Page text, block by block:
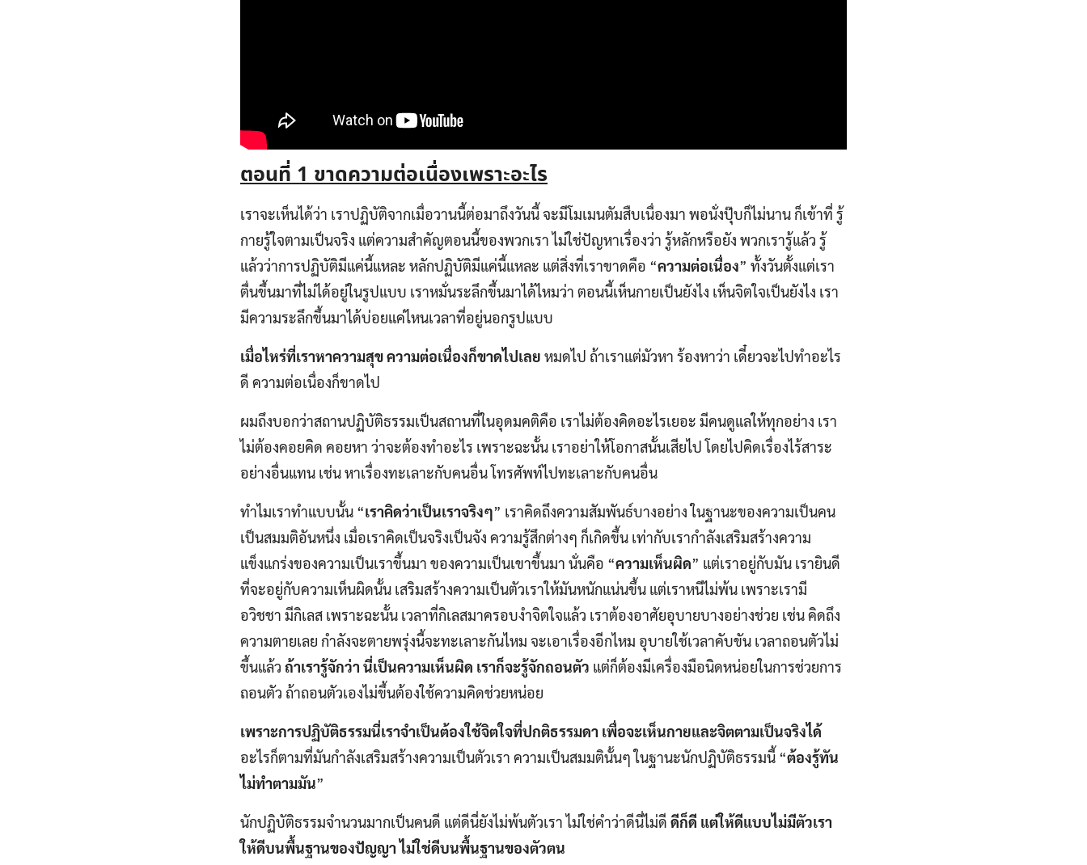
ตอนที่1 ขาดความต่อเนื่องเพราะอะไร
เราจะเห็นได้ว่า เราปฏิบัติจากเมื่อวานนี้ต่อมาถึงวันนี้ จะมีโมเมนตัมสืบเนื่องมา พอนั่งปุ๊บก็ไม่นาน ก็เข้าที่ รู้
กายรู้ใจตามเป็นจริง แต่ความสำคัญตอนนี้ของพวกเรา ไม่ใช่ปัญหาเรื่องว่า รู้หลักหรือยัง พวกเรารู้แล้ว รู้
แล้วว่าการปฏิบัติมีแค่นี้แหละ หลักปฏิบัติมีแค่นี้แหละ แต่สิ่งที่เราขาดคือ “ความต่อเนื่อง” ทั้งวันตั้งแต่เรา
ตื่นขึ้นมาที่ไม่ได้อยู่ในรูปแบบ เราหมั่นระลึกขึ้นมาได้ไหมว่า ตอนนี้เห็นกายเป็นยังไง เห็นจิตใจเป็นยังไง เรา
มีความระลึกขึ้นมาได้บ่อยแค่ไหนเวลาที่อยู่นอกรูปแบบ
เมื่อไหร่ที่เราหาความสุข ความต่อเนื่องก็ขาดไปเลย หมดไป ถ้าเราแต่มัวหา ร้องหาว่า เดี๋ยวจะไปทำอะไร
ดี ความต่อเนื่องก็ขาดไป
ผมถึงบอกว่าสถานปฏิบัติธรรมเป็นสถานที่ในอุดมคติคือ เราไม่ต้องคิดอะไรเยอะ มีคนดูแลให้ทุกอย่าง เรา
ไม่ต้องคอยคิด คอยหา ว่าจะต้องทำอะไร เพราะฉะนั้น เราอย่าให้โอกาสนั้นเสียไป โดยไปคิดเรื่องไร้สาระ
อย่างอื่นแทน เช่น หาเรื่องทะเลาะกับคนอื่น โทรศัพท์ไปทะเลาะกับคนอื่น
ทำไมเราทำแบบนั้น “เราคิดว่าเป็นเราจริงๆ” เราคิดถึงความสัมพันธ์บางอย่าง ในฐานะของความเป็นคน
เป็นสมมติอันหนึ่ง เมื่อเราคิดเป็นจริงเป็นจัง ความรู้สึกต่างๆ ก็เกิดขึ้น เท่ากับเรากำลังเสริมสร้างความ
แข็งแกร่งของความเป็นเราขึ้นมา ของความเป็นเขาขึ้นมา นั่นคือ “ความเห็นผิด” แต่เราอยู่กับมัน เรายินดี
ที่จะอยู่กับความเห็นผิดนั้น เสริมสร้างความเป็นตัวเราให้มันหนักแน่นขึ้น แต่เราหนีไม่พ้น เพราะเรามี
อวิชชา มีกิเลส เพราะฉะนั้น เวลาที่กิเลสมาครอบงำจิตใจแล้ว เราต้องอาศัยอุบายบางอย่างช่วย เช่น คิดถึง
ความตายเลย กำลังจะตายพรุ่งนี้จะทะเลาะกันไหม จะเอาเรื่องอีกไหม อุบายใช้เวลาคับขัน เวลาถอนตัวไม่
ขึ้นแล้ว ถ้าเรารู้จักว่า นี่เป็นความเห็นผิด เราก็จะรู้จักถอนตัว แต่ก็ต้องมีเครื่องมือนิดหน่อยในการช่วยการ
ถอนตัว ถ้าถอนตัวเองไม่ขึ้นต้องใช้ความคิดช่วยหน่อย
เพราะการปฏิบัติธรรมนี่เราจำเป็นต้องใช้จิตใจที่ปกติธรรมดา เพื่อจะเห็นกายและจิตตามเป็นจริงได้
อะไรก็ตามที่มันกำลังเสริมสร้างความเป็นตัวเรา ความเป็นสมมตินั้นๆ ในฐานะนักปฏิบัติธรรมนี้ “ต้องรู้ทัน
ไม่ทำตามมัน”
นักปฏิบัติธรรมจำนวนมากเป็นคนดี แต่ดีนี่ยังไม่พ้นตัวเรา ไม่ใช่คำว่าดีนี่ไม่ดี ดีก็ดี แต่ให้ดีแบบไม่มีตัวเรา
ให้ดีบนพื้นฐานของปัญญา ไม่ใช่ดีบนพื้นฐานของตัวตน